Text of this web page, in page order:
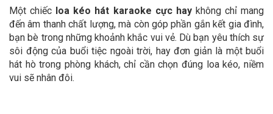
Một chiếc loa kéo hát karaoke cực haykhông chỉ mang
đến âm thanh chất lượng, mà còn góp phần gắn kết gia đình,
bạn bè trong những khoảnh khắc vui vẻ. Dù bạn yêu thích sự
sôi động của buổi tiệc ngoài trời, hay đơn giản là một buổi
hát hò trong phòng khách, chỉ cần chọn đúng loa kéo, niềm
vui sẽ nhân đôi.